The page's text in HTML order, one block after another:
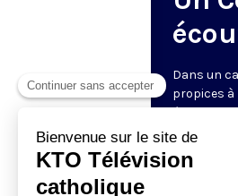
Dans un
propices à
écoute"
sur le ton
un invité
vie, d’une
vivante et